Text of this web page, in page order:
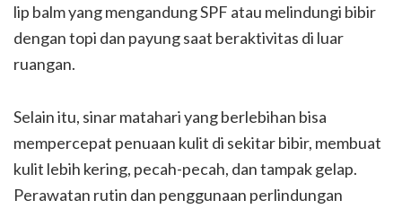
lip balm yang mengandung SPF atau melindungi bibir
dengan topi dan payung saat beraktivitas di luar
ruangan.
Selain itu, sinar matahari yang berlebihan bisa
mempercepat penuaan kulit di sekitar bibir, membuat
kulit lebih kering, pecah-pecah, dan tampak gelap.
Perawatan rutin dan penggunaan perlindungan